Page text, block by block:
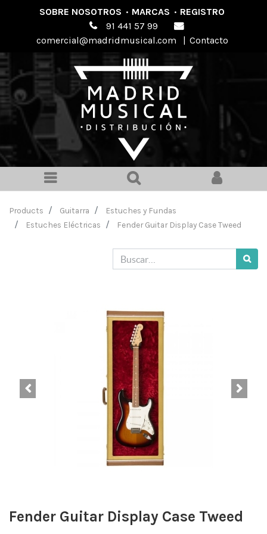
SOBRE NOSOTROS · MARCAS · REGISTRO
91 441 57 99
comercial@madridmusical.com
| Contacto
Products Guitarra
Estuches y Fundas
Estuches Eléctricas
Fender Guitar Display Case Tweed
Fender Guitar Display Case Tweed